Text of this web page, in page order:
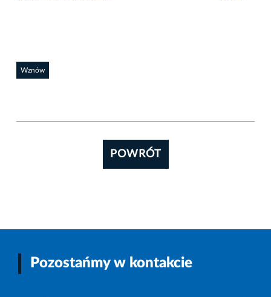
Wznów
POWRÓT
Pozostańmy w kontakcie